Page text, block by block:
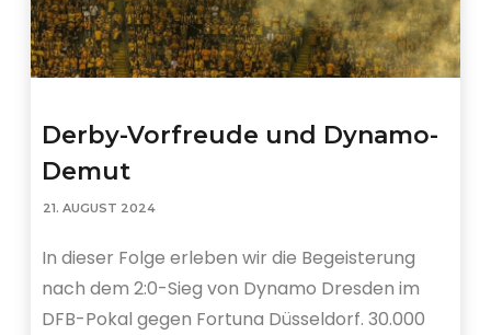
Derby-Vorfreude und Dynamo-
Demut
21. AUGUST 2024
In dieser Folge erleben wir die Begeisterung
nach dem 2:0-Sieg von Dynamo Dresden im
DFB-Pokal gegen Fortuna Düsseldorf. 30.000